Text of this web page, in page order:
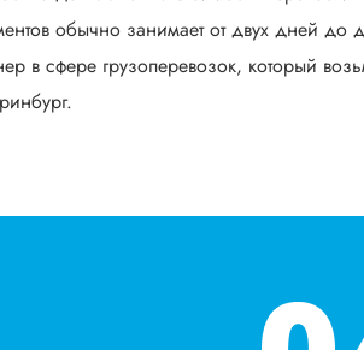
обычно занимает от двух дней до
в сфере грузоперевозок, который